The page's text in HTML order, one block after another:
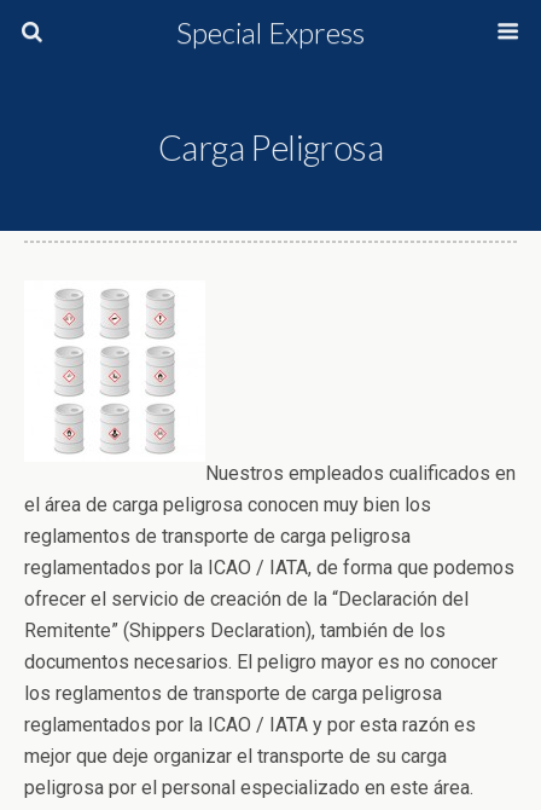
Special Express
Carga Peligrosa
Nuestros empleados cualificados en
el área de carga peligrosa conocen muy bien los
reglamentos de transporte de carga peligrosa
reglamentados por la ICAO / IATA, de forma que podemos
ofrecer el servicio de creación de la “Declaración del
Remitente” (Shippers Declaration), también de los
documentos necesarios. El peligro mayor es no conocer
los reglamentos de transporte de carga peligrosa
reglamentados por la ICAO / IATA y por esta razón es
mejor que deje organizar el transporte de su carga
peligrosa por el personal especializado en este área.